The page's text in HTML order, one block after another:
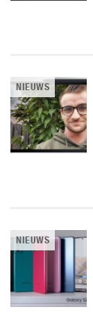
NIEUWS
NIEUWS